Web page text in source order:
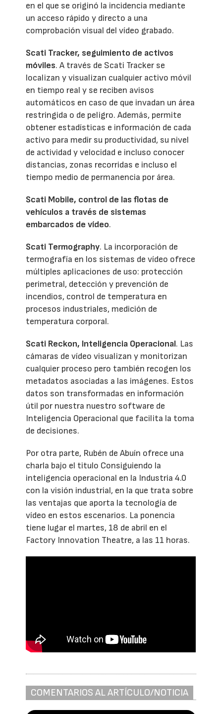
en el que se originó la incidencia mediante
un acceso rápido y directo a una
comprobación visual del vídeo grabado.
Scati Tracker, seguimiento de activos
móviles. A través de Scati Tracker se
localizan y visualizan cualquier activo móvil
en tiempo real y se reciben avisos
automáticos en caso de que invadan un área
restringida o de peligro. Además, permite
obtener estadísticas e información de cada
activo para medir su productividad, su nivel
de actividad y velocidad e incluso conocer
distancias, zonas recorridas e incluso el
tiempo medio de permanencia por área.
Scati Mobile, control de las flotas de
vehículos a través de sistemas
embarcados de vídeo.
Scati Termography. La incorporación de
termografía en los sistemas de vídeo ofrece
múltiples aplicaciones de uso: protección
perimetral, detección y prevención de
incendios, control de temperatura en
procesos industriales, medición de
temperatura corporal.
Scati Reckon, Inteligencia Operacional. Las
cámaras de vídeo visualizan y monitorizan
cualquier proceso pero también recogen los
metadatos asociadas a las imágenes. Estos
datos son transformadas en información
útil por nuestra nuestro software de
Inteligencia Operacional que facilita la toma
de decisiones.
Por otra parte, Rubén de Abuín ofrece una
charla bajo el titulo Consiguiendo la
inteligencia operacional en la Industria 4.0
con la visión industrial, en la que trata sobre
las ventajas que aporta la tecnología de
vídeo en estos escenarios. La ponencia
tiene lugar el martes, 18 de abril en el
Factory Innovation Theatre, a las 11 horas.
COMENTARIOS AL ARTÍCULO/NOTICIA